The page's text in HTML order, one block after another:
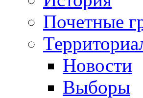
Почетные
Новости
Выборы